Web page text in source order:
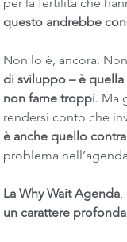
questo andrebbe
Non lo è, ancora.
di sviluppo – è
non farne troppi. Ma
rendersi conto che
è anche quello
problema
La Why Wait Agenda,
un carattere